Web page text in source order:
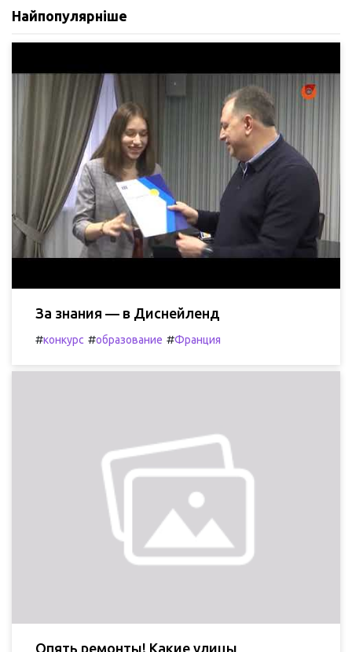
Найпопулярніше
За знания — в Диснейленд
#конкурс #образование #Франция
Опять ремонты! Какие улицы